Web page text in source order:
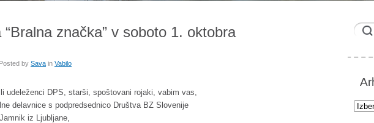
“Bralna značka” v soboto 1. oktobra
by Sava in Vabilo
udeleženci DPS, starši, spoštovani rojaki, vabim vas,
delavnice s podpredsednico Društva BZ Slovenije
iz Ljubljane,
Arhiv